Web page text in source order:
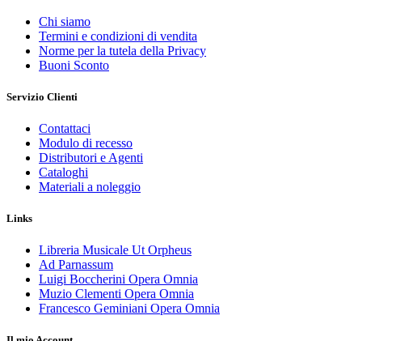
Chi siamo
Termini e condizioni di vendita
Norme per la tutela della Privacy
Buoni Sconto
Servizio Clienti
Contattaci
Modulo di recesso
Distributori e Agenti
Cataloghi
Materiali a noleggio
Links
Libreria Musicale Ut Orpheus
Ad Parnassum
Luigi Boccherini Opera Omnia
Muzio Clementi Opera Omnia
Francesco Geminiani Opera Omnia